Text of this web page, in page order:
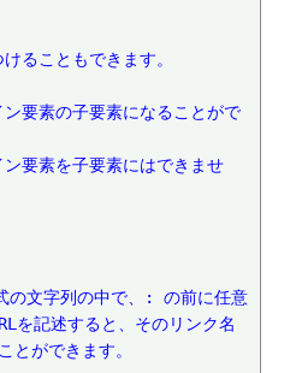
ることもできます。
要素の子要素になることがで
要素を子要素にはできませ
文字列の中で、: の前に任意
を記述すると、そのリンク名
とができます。